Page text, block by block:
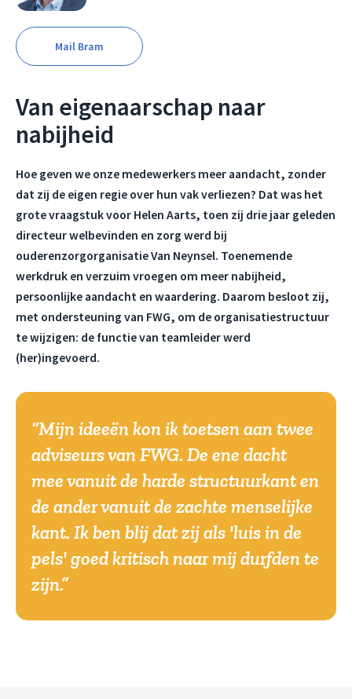
Mail Bram
Van eigenaarschap naar
nabijheid
Hoe geven we onze medewerkers meer aandacht, zonder
dat zij de eigen regie over hun vak verliezen? Dat was het
grote vraagstuk voor Helen Aarts, toen zij drie jaar geleden
directeur welbevinden en zorg werd bij
ouderenzorgorganisatie Van Neynsel. Toenemende
werkdruk en verzuim vroegen om meer nabijheid,
persoonlijke aandacht en waardering. Daarom besloot zij,
met ondersteuning van FWG, om de organisatiestructuur
te wijzigen: de functie van teamleider werd
(her)ingevoerd.
Mijn ideeën kon ik toetsen aan twee
adviseurs van FWG. De ene dacht
mee vanuit de harde structuurkant en
de ander vanuit de zachte menselijke
kant. Ik ben blij dat zij als 'luis in de
pels' goed kritisch naar mij durfden te
zijn.